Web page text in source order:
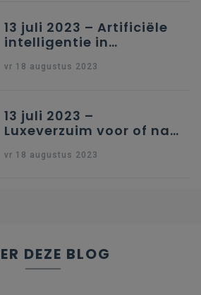
13 juli 2023 – Artificiële
intelligentie in
vr 18 augustus 2023
13 juli 2023 –
Luxeverzuim voor of na
vr 18 augustus 2023
DEZE BLOG